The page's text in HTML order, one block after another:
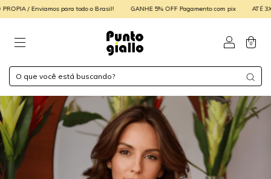
/ Enviamos para todo o Brasil! GANHE 5% OFF Pagamento com pix ATÉ 3X
0